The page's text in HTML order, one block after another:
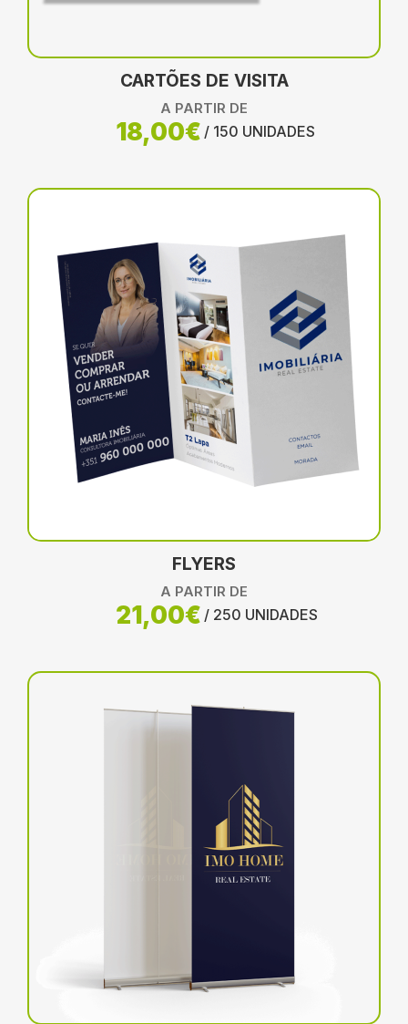
CARTÕES DE VISITA
A PARTIR DE
18,00€ / 150 UNIDADES
FLYERS
A PARTIR DE
21,00€ / 250 UNIDADES